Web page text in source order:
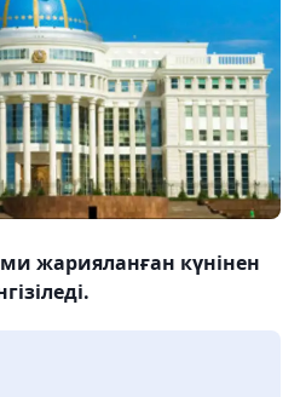
жарияланған күнінен